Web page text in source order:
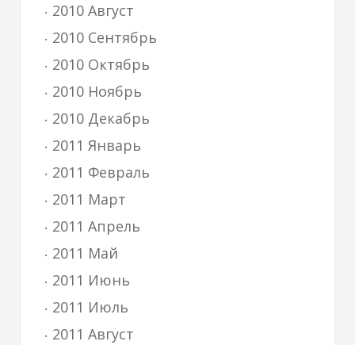
2010 Август
2010 Сентябрь
2010 Октябрь
2010 Ноябрь
2010 Декабрь
2011 Январь
2011 Февраль
2011 Март
2011 Апрель
2011 Май
2011 Июнь
2011 Июль
2011 Август